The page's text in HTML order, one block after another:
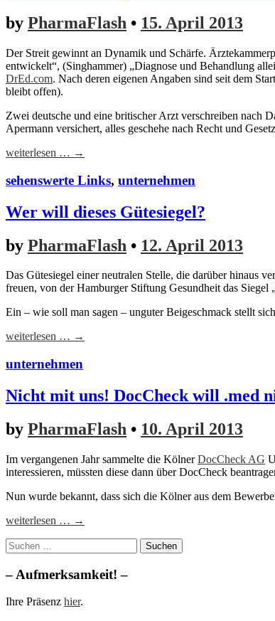
by PharmaFlash • 15. April 2013
Der Streit gewinnt an Dynamik und Schärfe.
entwickelt“, (Singhammer) „Diagnose und Behandlung
DrEd.com. Nach deren eigenen Angaben sind seit dem
bleibt offen).
Zwei deutsche und eine britischer Arzt verschreiben nach
Apermann versichert, alles geschehe nach Recht und
weiterlesen … →
sehenswerte Links, unternehmen
Wer will dieses Gütesiegel?
by PharmaFlash • 12. April 2013
Das Gütesiegel einer neutralen Stelle, die darüber hinaus
freuen, von der Hamburger Stiftung Gesundheit das
Ein – wie soll man sagen – unguter Beigeschmack stellt
weiterlesen … →
unternehmen
Nicht mit uns! DocCheck will .med
by PharmaFlash • 10. April 2013
Im vergangenen Jahr sammelte die KölnerDocCheck AG
interessieren, müssten diese dann über DocCheck
Nun wurde bekannt, dass sich die Kölner aus dem
weiterlesen … →
Suchen
nach:
– Aufmerksamkeit! –
Ihre Präsenz hier.